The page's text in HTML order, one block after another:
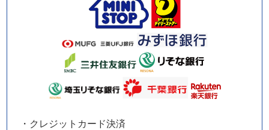
・クレジットカード決済